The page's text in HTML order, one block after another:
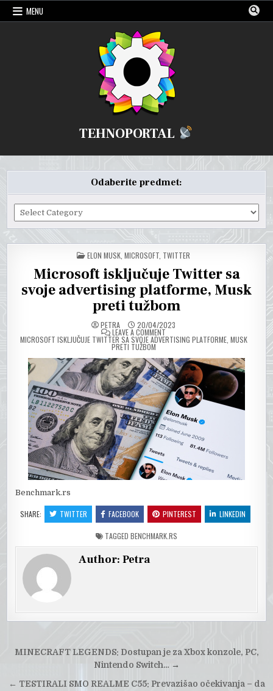
Skip
MENU
TEHNOPORTAL
Odaberite predmet:
Odaberite
predmet:
POSTED
IN
ELON MUSK MICROSOFT TWITTER
Microsoft isključuje Twitter sa
svoje advertising platforme, Musk
preti tužbom
PETRA 20/04/2023
LEAVE A COMMENTON
MICROSOFT ISKLJUČUJE TWITTER SA SVOJE ADVERTISING PLATFORME, MUSK
PRETI TUŽBOM
Benchmark.rs
SHARE: TWITTER FACEBOOK PINTEREST LINKEDIN
TAGGED BENCHMARK.RS
Author:Petra
Post
navigation
MINECRAFT LEGENDS: Dostupan je za Xbox konzole, PC,
Nintendo Switch… →
← TESTIRALI SMO REALME C55: Prevazišao očekivanja – da